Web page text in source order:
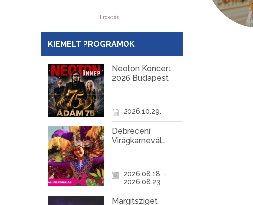
Hirdetés
KIEMELT PROGRAMOK
Neoton Koncert
2026 Budapest
2026.10.29.
Debreceni
Virágkarnevál
2026.08.18. -
2026.08.23.
Margitsziget